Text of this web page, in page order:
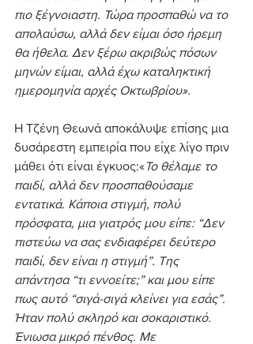
πιο ξέγνοιαστη. Τώρα προσπαθώ να το
απολαύσω, αλλά δεν είμαι όσο ήρεμη
θα ήθελα. Δεν ξέρω ακριβώς πόσων
μηνών είμαι, αλλά έχω καταληκτική
ημερομηνία αρχές Οκτωβρίου».
Η Τζένη Θεωνά αποκάλυψε επίσης μια
δυσάρεστη εμπειρία που είχε λίγο πριν
μάθει ότι είναι έγκυος:«Το θέλαμε το
παιδί, αλλά δεν προσπαθούσαμε
εντατικά. Κάποια στιγμή, πολύ
πρόσφατα, μια γιατρός μου είπε: “Δεν
πιστεύω να σας ενδιαφέρει δεύτερο
παιδί, δεν είναι η στιγμή”. Της
απάντησα “τι εννοείτε;” και μου είπε
πως αυτό “σιγά-σιγά κλείνει για εσάς”.
Ήταν πολύ σκληρό και σοκαριστικό.
Ένιωσα μικρό πένθος. Με